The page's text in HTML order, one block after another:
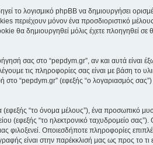
λογισμικό phpBB να δημιουργήσει
μόνον ένα προσδιοριστικό
δημιουργηθεί μόλις έχετε πλοηγηθεί σε
σας στο “pepdym.gr”, αν και αυτά είναι
τις πληροφορίες σας είναι με βάση το
“pepdym.gr” (εφεξής “ο λογαριασμός
“το όνομα μέλους”), ένα προσωπικό
(εφεξής “το ηλεκτρονικό ταχυδρομείο
Οποιεσδήποτε πληροφορίες
είναι στην παρέκκλισή μας ως προς το τι